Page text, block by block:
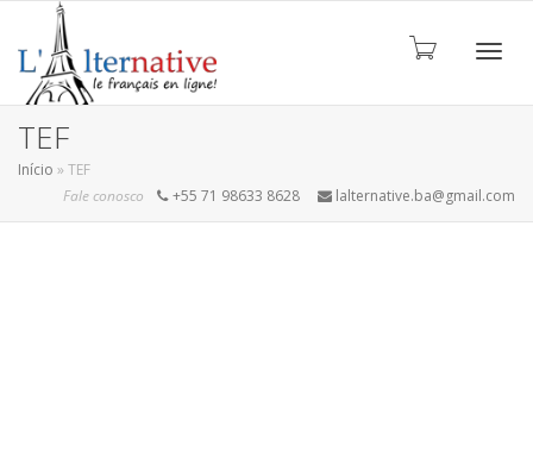
TEF
Início » TEF
Fale conosco
+55 71 98633 8628 lalternative.ba@gmail.com